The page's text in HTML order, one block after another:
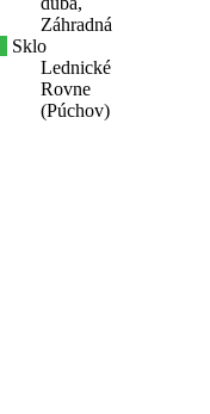
Záhradná
Sklo
Lednické
Rovne
(Púchov)